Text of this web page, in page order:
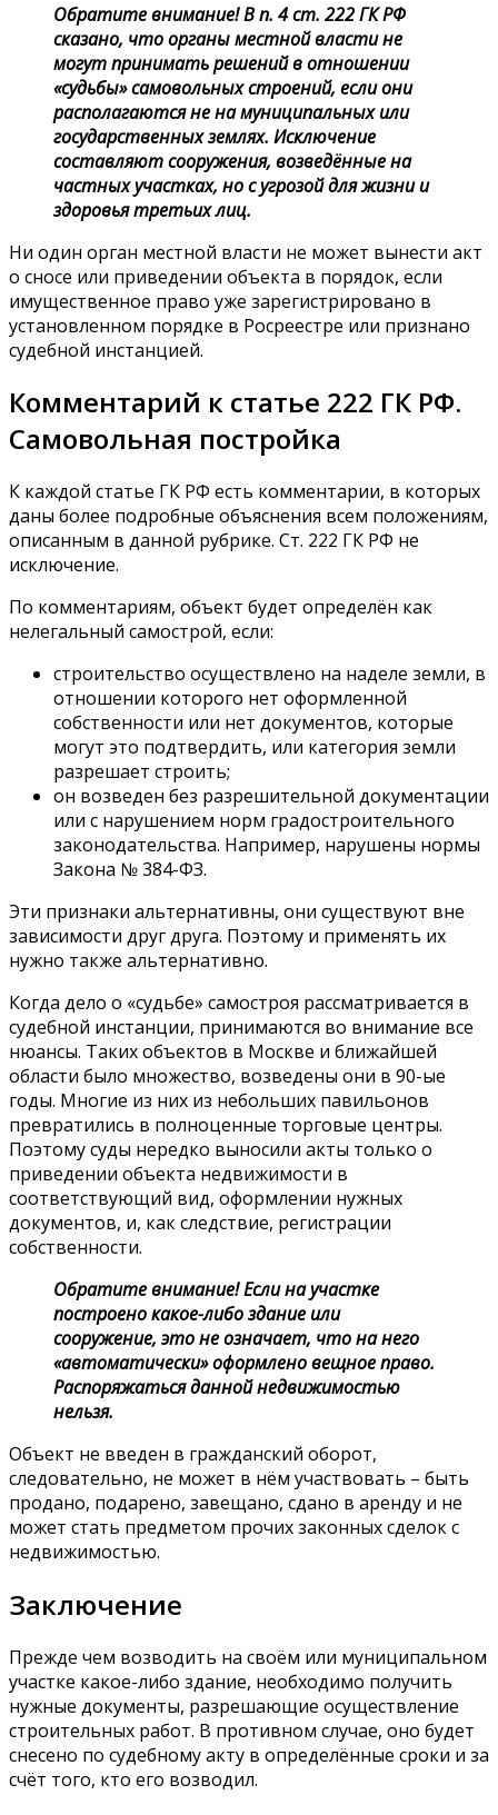
Обратите внимание! В п. 4 ст. 222 ГК РФ
сказано, что органы местной власти не
могут принимать решений в отношении
«судьбы» самовольных строений, если они
располагаются не на муниципальных или
государственных землях. Исключение
составляют сооружения, возведённые на
частных участках, но с угрозой для жизни и
здоровья третьих лиц.
Ни один орган местной власти не может вынести акт
о сносе или приведении объекта в порядок, если
имущественное право уже зарегистрировано в
установленном порядке в Росреестре или признано
судебной инстанцией.
Комментарий к статье 222 ГК РФ.
Самовольная постройка
К каждой статье ГК РФ есть комментарии, в которых
даны более подробные объяснения всем положениям,
описанным в данной рубрике. Ст. 222 ГК РФ не
исключение.
По комментариям, объект будет определён как
нелегальный самострой, если:
строительство осуществлено на наделе земли, в
отношении которого нет оформленной
собственности или нет документов, которые
могут это подтвердить, или категория земли
разрешает строить;
он возведен без разрешительной документации
или с нарушением норм градостроительного
законодательства. Например, нарушены нормы
Закона № 384-ФЗ.
Эти признаки альтернативны, они существуют вне
зависимости друг друга. Поэтому и применять их
нужно также альтернативно.
Когда дело о «судьбе» самостроя рассматривается в
судебной инстанции, принимаются во внимание все
нюансы. Таких объектов в Москве и ближайшей
области было множество, возведены они в 90-ые
годы. Многие из них из небольших павильонов
превратились в полноценные торговые центры.
Поэтому суды нередко выносили акты только о
приведении объекта недвижимости в
соответствующий вид, оформлении нужных
документов, и, как следствие, регистрации
собственности.
Обратите внимание! Если на участке
построено какое-либо здание или
сооружение, это не означает, что на него
«автоматически» оформлено вещное право.
Распоряжаться данной недвижимостью
нельзя.
Объект не введен в гражданский оборот,
следовательно, не может в нём участвовать – быть
продано, подарено, завещано, сдано в аренду и не
может стать предметом прочих законных сделок с
недвижимостью.
Заключение
Прежде чем возводить на своём или муниципальном
участке какое-либо здание, необходимо получить
нужные документы, разрешающие осуществление
строительных работ. В противном случае, оно будет
снесено по судебному акту в определённые сроки и за
счёт того, кто его возводил.